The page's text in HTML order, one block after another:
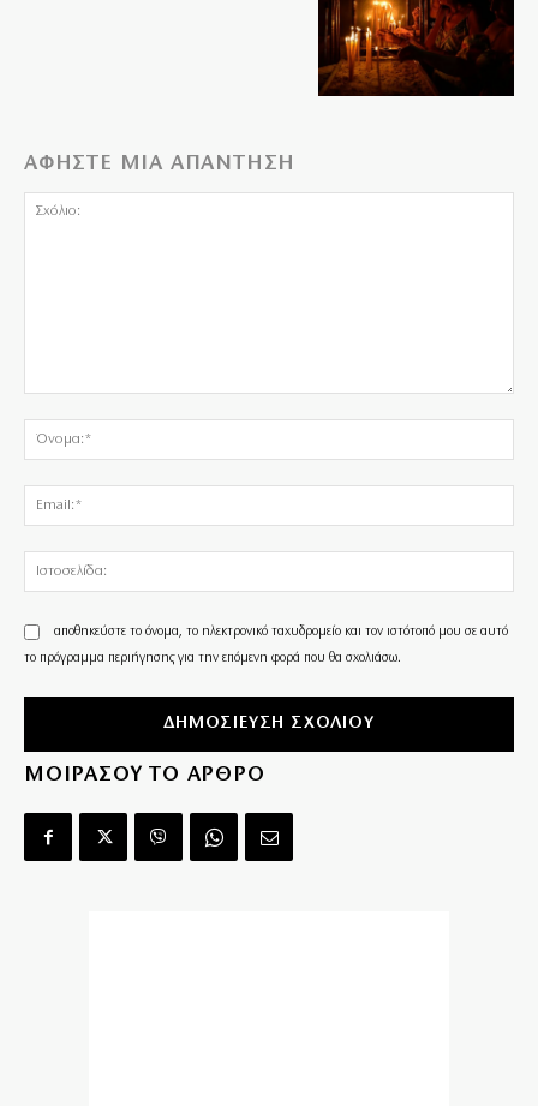
ΑΦΗΣΤΕ ΜΙΑ ΑΠΑΝΤΗΣΗ
αποθηκεύστε το όνομα, το ηλεκτρονικό ταχυδρομείο και τον ιστότοπό μου σε αυτό
το πρόγραμμα περιήγησης για την επόμενη φορά που θα σχολιάσω.
ΜΟΙΡΑΣΟΥ ΤΟ ΑΡΘΡΟ